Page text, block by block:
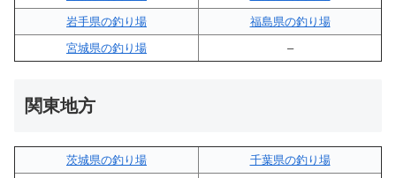
岩手県の釣り場
福島県の釣り場
宮城県の釣り場
–
関東地方
茨城県の釣り場
千葉県の釣り場